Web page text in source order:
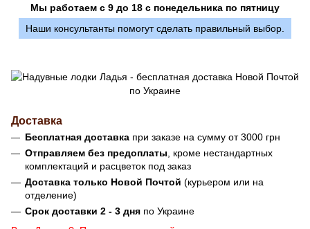
Мы работаем с 9 до 18 с понедельника по пятницу
Наши консультанты помогут сделать правильный выбор.
Доставка
Бесплатная доставка при заказе на сумму от 3000 грн
Отправляем без предоплаты , кроме нестандартных
комплектаций и расцветок под заказ
Доставка только Новой Почтой (курьером или на
отделение)
Срок доставки 2 - 3 дня по Украине